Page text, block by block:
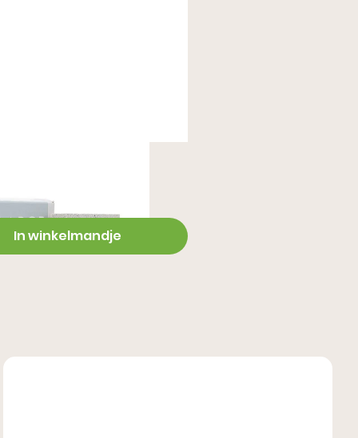
In winkelmandje